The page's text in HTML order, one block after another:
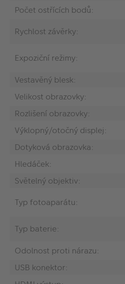
Počet ostřících bodů:
Rychlost závěrky:
Expoziční režimy:
Vestavěný blesk:
Velikost obrazovky:
Rozlišení obrazovky:
Výklopný/otočný displej:
Dotyková obrazovka:
Hledáček:
Světelný objektiv:
Typ fotoaparátu:
Typ baterie:
Odolnost proti nárazu:
USB konektor: